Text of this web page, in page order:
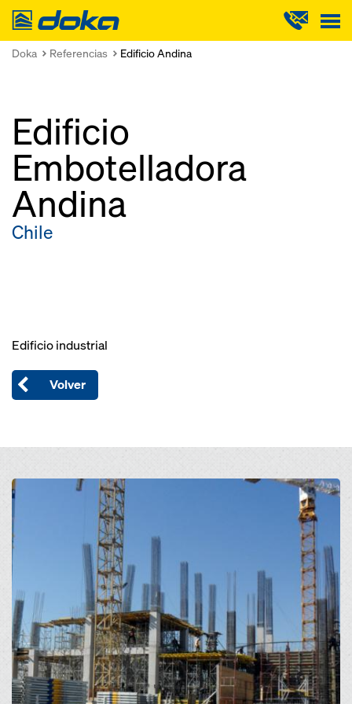
Doka
Doka Referencias Edificio Andina
Edificio
Embotelladora
Andina
Chile
Edificio industrial
Volver
Open